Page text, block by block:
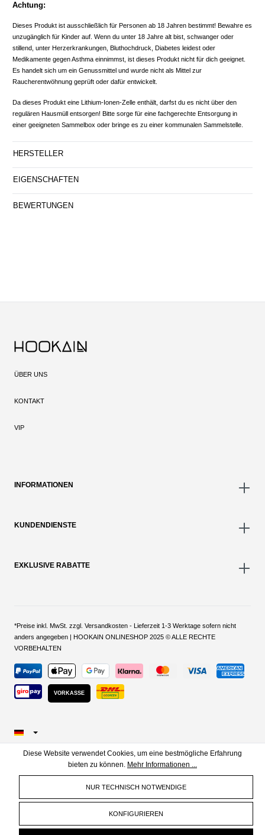
Achtung:
Dieses Produkt ist ausschließlich für Personen ab 18 Jahren bestimmt! Bewahre es
unzugänglich für Kinder auf. Wenn du unter 18 Jahre alt bist, schwanger oder
stillend, unter Herzerkrankungen, Bluthochdruck, Diabetes leidest oder
Medikamente gegen Asthma einnimmst, ist dieses Produkt nicht für dich geeignet.
Es handelt sich um ein Genussmittel und wurde nicht als Mittel zur
Raucherentwöhnung geprüft oder dafür entwickelt.
Da dieses Produkt eine Lithium-Ionen-Zelle enthält, darfst du es nicht über den
regulären Hausmüll entsorgen! Bitte sorge für eine fachgerechte Entsorgung in
einer geeigneten Sammelbox oder bringe es zu einer kommunalen Sammelstelle.
HERSTELLER
EIGENSCHAFTEN
BEWERTUNGEN
ÜBER UNS
KONTAKT
VIP
INFORMATIONEN
KUNDENDIENSTE
EXKLUSIVE RABATTE
*Preise inkl. MwSt. zzgl. Versandkosten - Lieferzeit 1-3 Werktage sofern nicht
anders angegeben | HOOKAIN ONLINESHOP 2025 © ALLE RECHTE
VORBEHALTEN
VORKASSE
Diese Website verwendet Cookies, um eine bestmögliche Erfahrung
bieten zu können. Mehr Informationen ...
NUR TECHNISCH NOTWENDIGE
KONFIGURIEREN